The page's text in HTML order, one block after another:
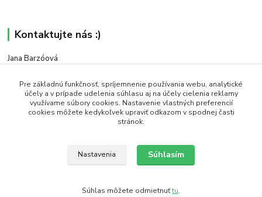
Kontaktujte nás :)
Jana Barzóová
(PO - PIA, 8:00 - 18:00)
objednavky@naturaj.sk
Icons made by Smashicons from www.flaticon.com is licensed by CC 3.0 BY
Pre základnú funkčnosť, spríjemnenie používania webu, analytické
účely a v prípade udelenia súhlasu aj na účely cielenia reklamy
využívame súbory cookies. Nastavenie vlastných preferencií
cookies môžete kedykoľvek upraviť odkazom v spodnej časti
stránok.
Nastavenia Súhlasím
Súhlas môžete odmietnuťtu.